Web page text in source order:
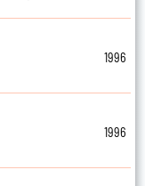
1996
1996